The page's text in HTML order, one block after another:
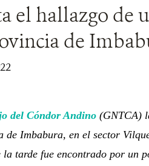
el hallazgo de
de
del Cóndor Andino (GNTCA)
de Imbabura, en el sector
tarde fue encontrado por un